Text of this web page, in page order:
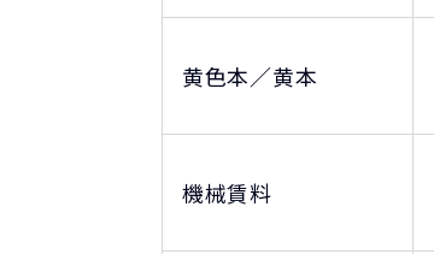
黄色本／黄本
機械賃料